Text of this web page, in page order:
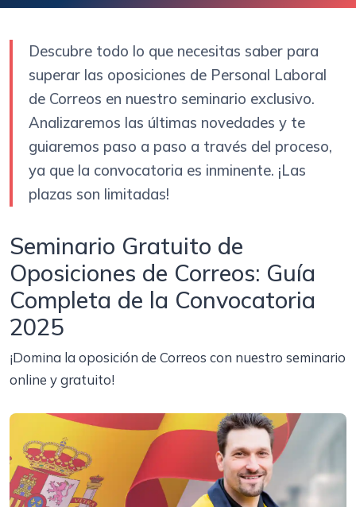
Descubre todo lo que necesitas saber para
superar las oposiciones de Personal Laboral
de Correos en nuestro seminario exclusivo.
Analizaremos las últimas novedades y te
guiaremos paso a paso a través del proceso,
ya que la convocatoria es inminente. ¡Las
plazas son limitadas!
Seminario Gratuito de
Oposiciones de Correos: Guía
Completa de la Convocatoria
2025
¡Domina la oposición de Correos con nuestro seminario
online y gratuito!